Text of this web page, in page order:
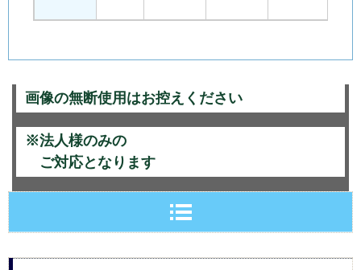
画像の無断使用はお控えください
※法人様のみの
ご対応となります